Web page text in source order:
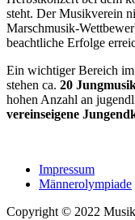
steht. Der Musikverein
Marschmusik-
beachtliche Erfolge
Ein wichtiger Bereich
stehen ca. 20
hohen Anzahl an
vereinseigene
Impressum
Männerolympiade
Copyright © 2022